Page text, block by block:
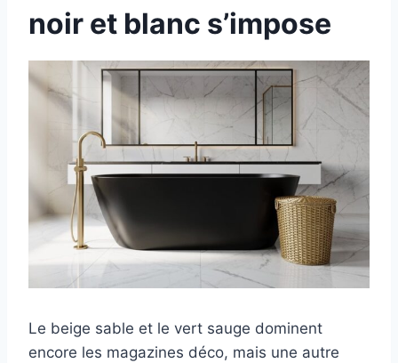
noir et blanc s’impose
Le beige sable et le vert sauge dominent
encore les magazines déco, mais une autre